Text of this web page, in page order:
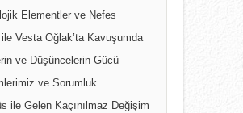
Elementler ve Nefes
Vesta Oğlak’ta Kavuşumda
ve Düşüncelerin Gücü
ve Sorumluk
ile Gelen Kaçınılmaz Değişim